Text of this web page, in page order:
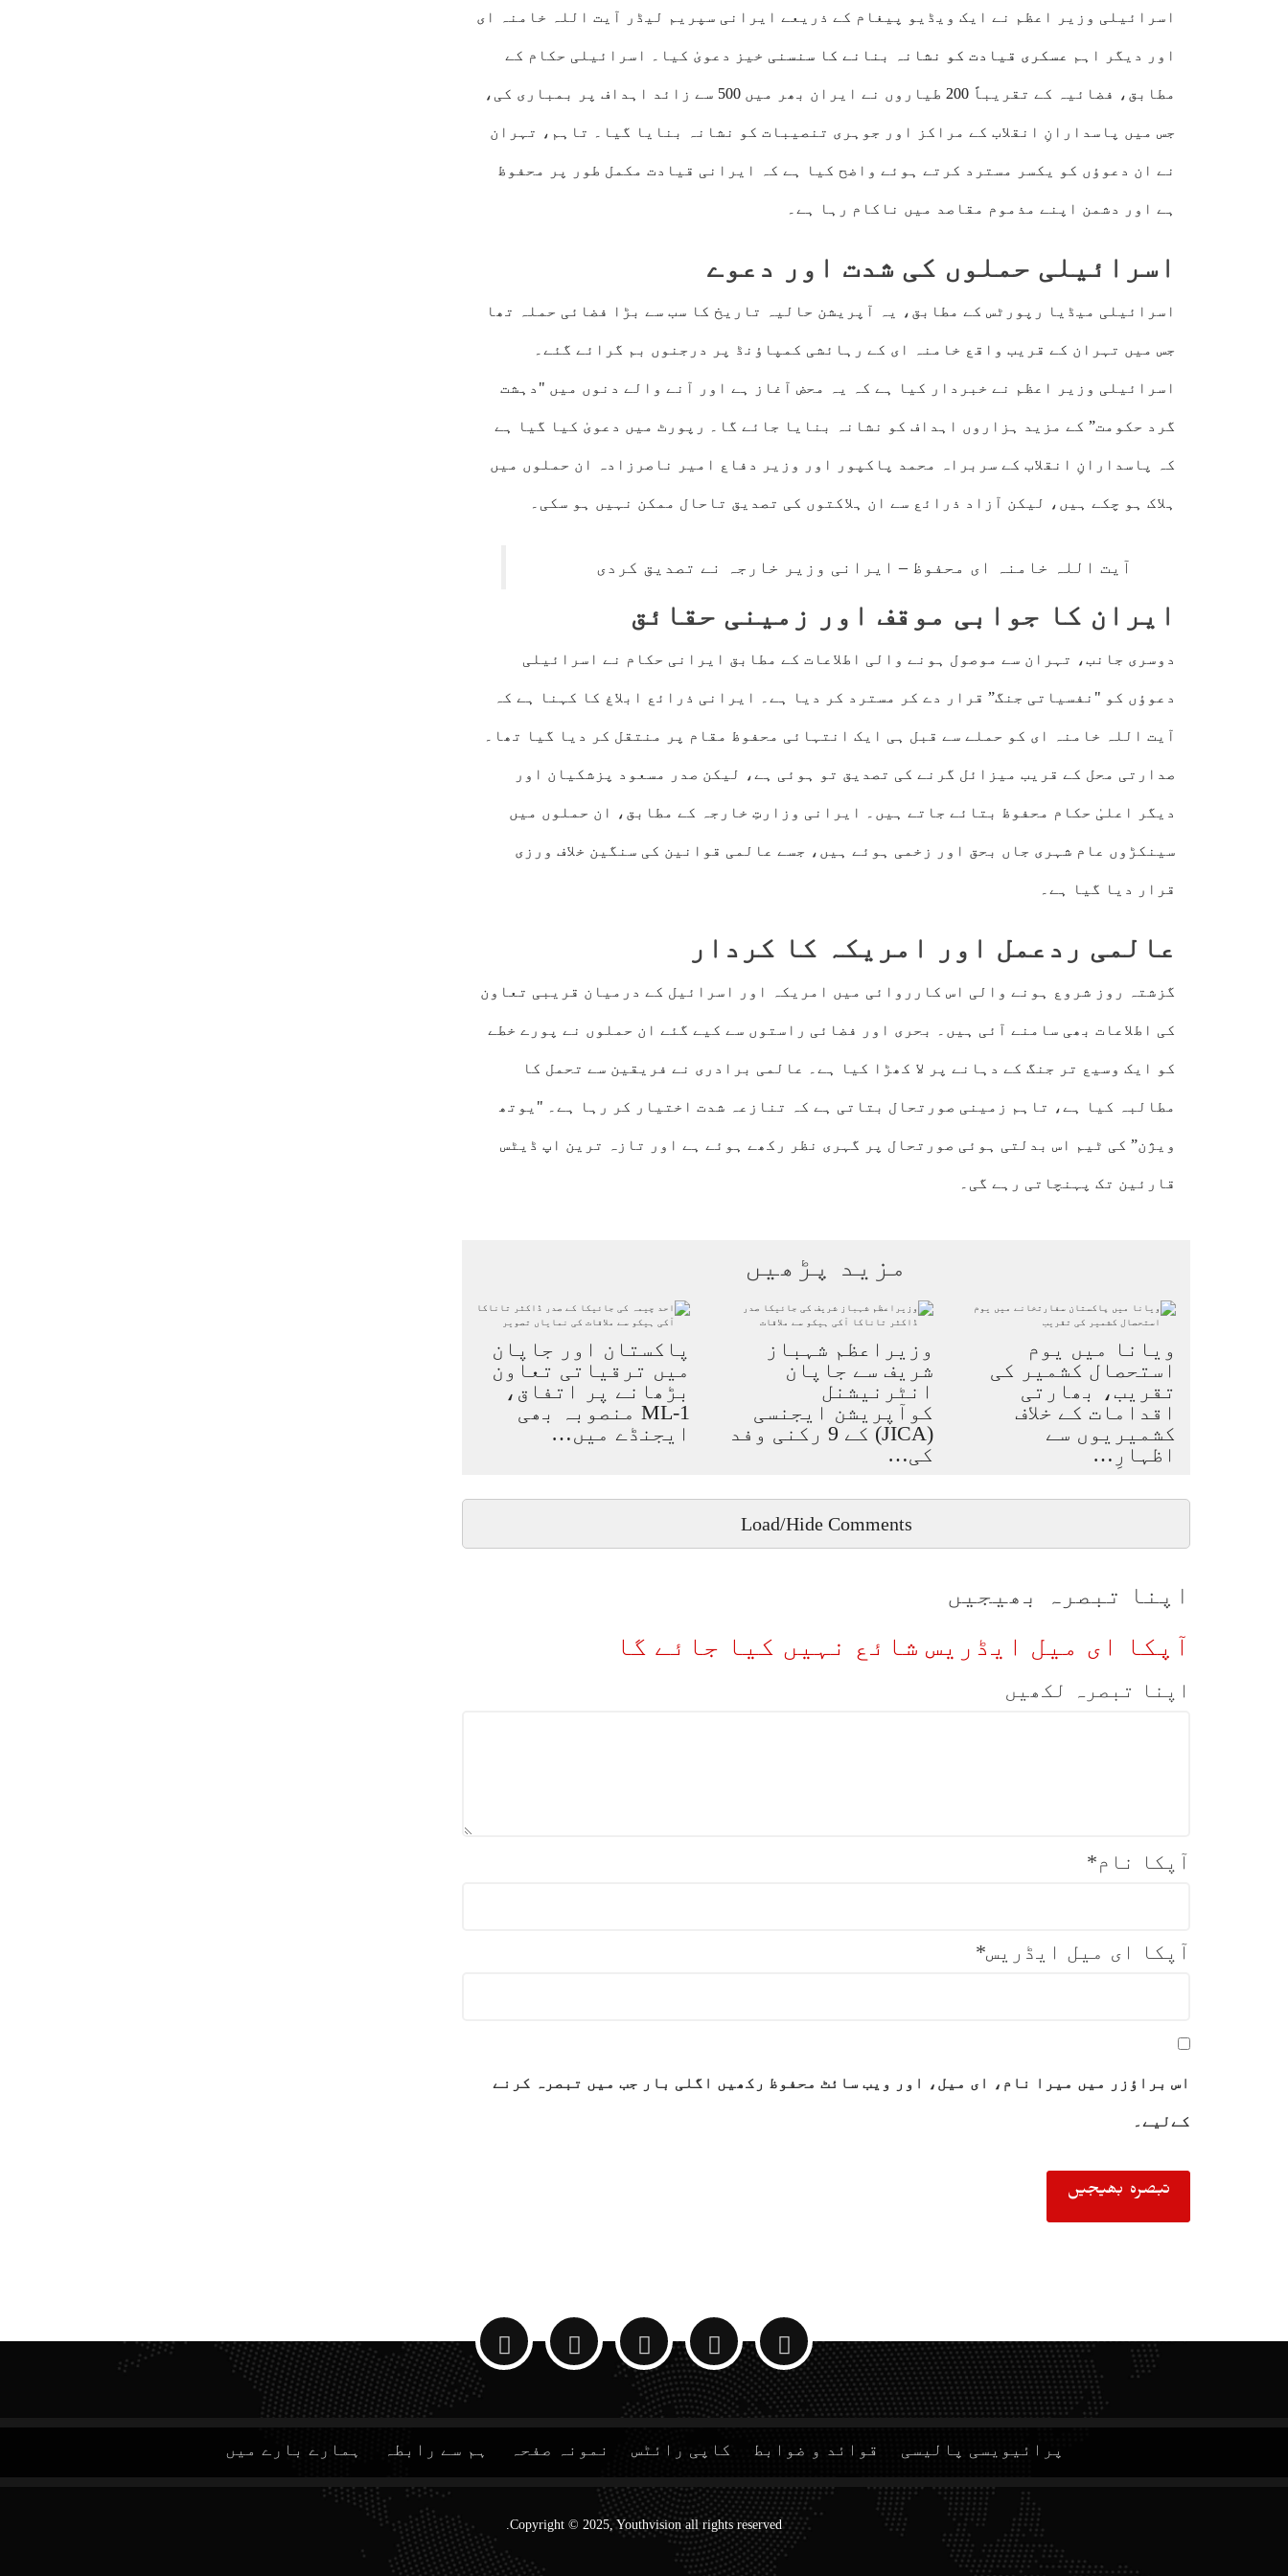
اسرائیلی وزیر اعظم نے ایک ویڈیو پیغام کے ذریعے ایرانی سپریم لیڈر آیت اللہ خامنہ ای
اور دیگر اہم عسکری قیادت کو نشانہ بنانے کا سنسن ی خیز دعویٰ کیا۔ اسرائیلی حکام کے
مطابق، فضائیہ کے تقریباً 200 طیاروں نے ایران بھر میں 500 سے زائد اہداف پر بمباری کی،
جس میں پاسدارانِ انقلاب کے مراکز اور جوہری تنصیبات کو نشانہ بنایا گیا۔ تاہم، تہران
نے ان دعوؤں کو یکسر مسترد کرتے ہوئے واضح کیا ہے کہ ایرانی قیادت مکمل طور پر محفوظ
ہے اور دشمن اپنے مذموم مقاصد میں ناکام رہا ہے۔
اسرائیلی حملوں کی شدت اور دعوے
اسرائیلی میڈیا رپورٹس کے مطابق، یہ آپریشن حالیہ تاریخ کا سب سے بڑا فضائی حملہ تھا
جس میں تہران کے قریب واقع خامنہ ای کے رہائشی کمپاؤنڈ پر درجنوں بم گرائے گئے۔
اسرائیلی وزیر اعظم نے خبردار کیا ہے کہ یہ محض آغاز ہے اور آنے والے دنوں میں "دہشت
گرد حکومت” کے مزید ہزاروں اہداف کو نشانہ بنایا جائے گا۔ رپورٹ میں دعویٰ کیا گیا ہے
کہ پاسدارانِ انقلاب کے سربراہ محمد پاکپور اور وزیر دفاع امیر ناصرزادہ ان حملوں میں
ہلاک ہو چکے ہیں، لیکن آزاد ذرائع سے ان ہلاکتوں کی تصدیق تاحال ممکن نہیں ہو سکی۔
آیت اللہ خامنہ ای محفوظ – ایرانی وزیر خارجہ نے تصدیق کردی
ایران کا جوابی موقف اور زمینی حقائق
دوسری جانب، تہران سے موصول ہونے والی اطلاعات کے مطابق ایرانی حکام نے اسرائیلی
دعوؤں کو "نفسیاتی جنگ” قرار دے کر مسترد کر دیا ہے۔ ایرانی ذرائع ابلاغ کا کہنا ہے کہ
آیت اللہ خامنہ ای کو حملے سے قبل ہی ایک انتہائی محفوظ مقام پر منتقل کر دیا گیا تھا۔
صدارتی محل کے قریب میزائل گرنے کی تصدیق تو ہوئی ہے، لیکن صدر مسعود پزشکیان اور
دیگر اعلیٰ حکام محفوظ بتائے جاتے ہیں۔ ایرانی وزارتِ خارجہ کے مطابق، ان حملوں میں
سینکڑوں عام شہری جاں بحق اور زخمی ہوئے ہیں، جسے عالمی قوانین کی سنگین خلاف ورزی
قرار دیا گیا ہے۔
عالمی ردعمل اور امریکہ کا کردار
گزشتہ روز شروع ہونے والی اس کارروائی میں امریکہ اور اسرائیل کے درمیان قریبی تعاون
کی اطلاعات بھی سامنے آئی ہیں۔ بحری اور فضائی راستوں سے کیے گئے ان حملوں نے پورے خطے
کو ایک وسیع تر جنگ کے دہانے پر لا کھڑا کیا ہے۔ عالمی برادری نے فریقین سے تحمل کا
مطالبہ کیا ہے، تاہم زمینی صورتحال بتاتی ہے کہ تنازعہ شدت اختیار کر رہا ہے۔ "یوتھ
ویژن” کی ٹیم اس بدلتی ہوئی صورتحال پر گہری نظر رکھے ہوئے ہے اور تازہ ترین اپ ڈیٹس
قارئین تک پہنچاتی رہے گی۔
مزید پڑھیں
پاکستان اور جاپان
میں ترقیاتی تعاون
بڑھانے پر اتفاق،
ML-1 منصوبہ بھی
ایجنڈے میں…
وزیراعظم شہباز
شریف سے جاپان
انٹرنیشنل
کوآپریشن ایجنسی
(JICA) کے 9 رکنی وفد
کی…
ویانا میں یوم
استحصال کشمیر کی
تقریب، بھارتی
اقدامات کے خلاف
کشمیریوں سے
اظہارِ…
Load/Hide Comments
اپنا تبصرہ بھیجیں
آپکا ای میل ایڈریس شائع نہیں کیا جائے گا
اپنا تبصرہ لکھیں
آپکا نام*
آپکا ای میل ایڈریس*
اس براؤزر میں میرا نام، ای میل، اور ویب سائٹ محفوظ رکھیں اگلی بار جب میں تبصرہ کرنے
کےلیے۔
پرائیویسی پالیسی قوائد و ضوابط کاپی رائٹس نمونہ صفحہ ہم سے رابطہ ہمارے بارے میں
Copyright © 2025, Youthvision all rights reserved.